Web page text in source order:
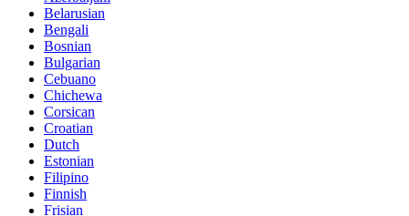
Belarusian
Bengali
Bosnian
Bulgarian
Cebuano
Chichewa
Corsican
Croatian
Dutch
Estonian
Filipino
Finnish
Frisian